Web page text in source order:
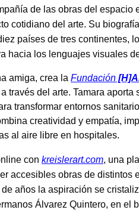
de las obras del espacio
cotidiano del arte. Su
países de tres continentes,
hacia los lenguajes visuales
amiga, crea la Fundación
través del arte. Tamara
transformar entornos
creatividad y empatía,
al aire libre en hospitales.
con kreislerart.com, una
accesibles obras de distintos
de años la aspiración se
Álvarez Quintero, en el